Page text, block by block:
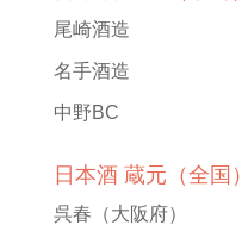
尾崎酒造
名手酒造
中野BC
日本酒 蔵元（全国）
呉春 （大阪府）